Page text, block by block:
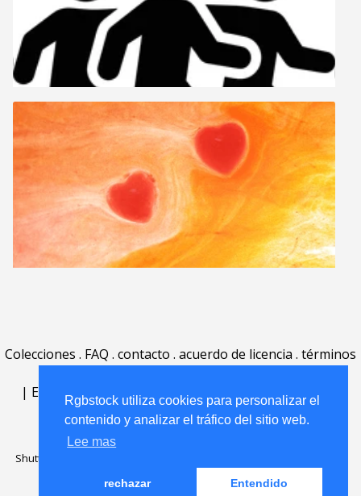
Rgbstock utiliza cookies para personalizar el
contenido y analizar el tráfico del sitio web.
Lee mas
rechazar Entendido
Colecciones . FAQ . contacto . acuerdo de licencia . términos
| English | Deutsch| Español Português
Nederlands|
Shutterstock official partner of Rgbstock
Rgbstock